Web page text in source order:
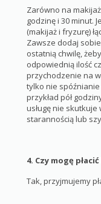
Zarówno na
godzinę i 30 minut.
(makijaż i fryzurę)
Zawsze dodaj
ostatnią chwilę,
odpowiednią ilość
przychodzenie na
tylko nie
przykład pół
usługę nie
starannością lub
4. Czy mogę
Tak, przyjmujemy